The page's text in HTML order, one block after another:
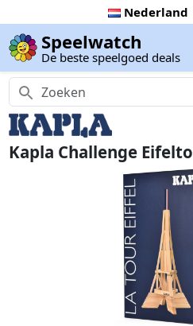
Nederland
Speelwatch
De beste speelgoed deals
Kapla Challenge